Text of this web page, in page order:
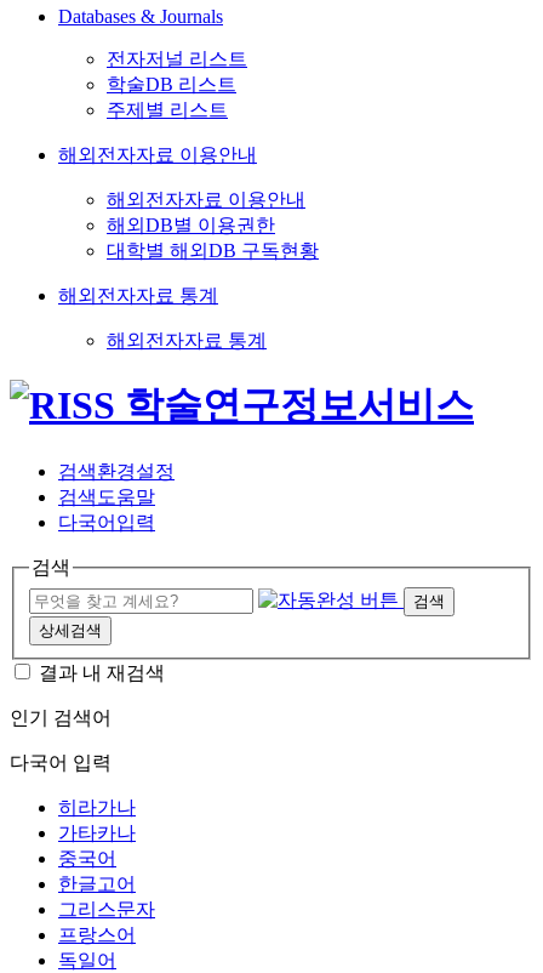
Databases & Journals
전자저널 리스트
학술DB 리스트
주제별 리스트
해외전자자료 이용안내
해외전자자료 이용안내
해외DB별 이용권한
대학별 해외DB 구독현황
해외전자자료 통계
해외전자자료 통계
검색환경설정
검색도움말
다국어입력
검색
검색
상세검색
결과 내 재검색
인기 검색어
다국어 입력
히라가나
가타카나
중국어
한글고어
그리스문자
프랑스어
독일어